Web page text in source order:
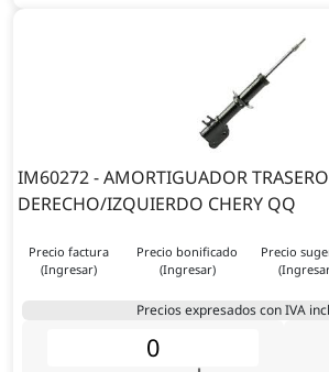
IM60272 - AMORTIGUADOR TRASERO
DERECHO/IZQUIERDO CHERY QQ
Precio factura
(Ingresar)
Precio bonificado
(Ingresar)
Precio
Precios expresados con IVA